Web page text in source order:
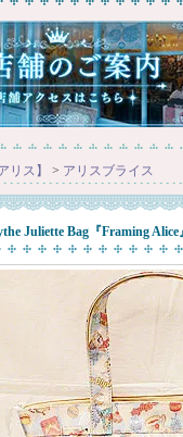
リス】 > アリスブライス
Juliette Bag『Framing Alice